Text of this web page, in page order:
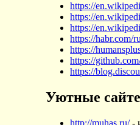
https://
https://
https://
https://habr.com/
https://
https://
https://
Уютные
http://muhas.ru/-